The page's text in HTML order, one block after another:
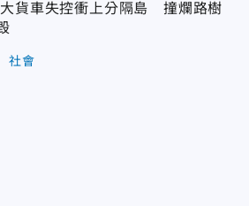
貨車失控衝上分隔島 撞爛路樹
社會